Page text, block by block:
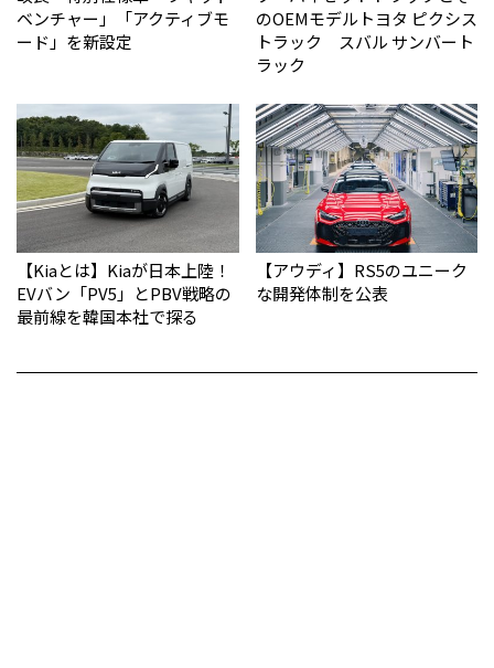
ベンチャー」「アクティブモ
ード」を新設定
のOEMモデルトヨタ ピクシス
トラック スバル サンバート
ラック
【Kiaとは】Kiaが日本上陸！
EVバン「PV5」とPBV戦略の
最前線を韓国本社で探る
【アウディ】RS5のユニーク
な開発体制を公表